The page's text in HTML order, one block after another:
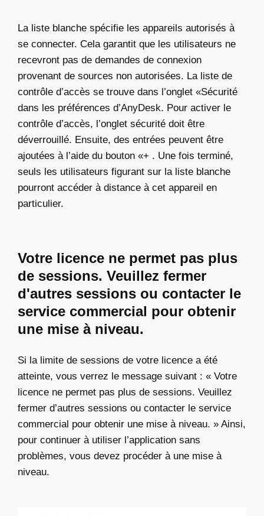
La liste blanche spécifie les appareils autorisés à
se connecter. Cela garantit que les utilisateurs ne
recevront pas de demandes de connexion
provenant de sources non autorisées. La liste de
contrôle d’accès se trouve dans l’onglet «Sécurité
dans les préférences d’AnyDesk. Pour activer le
contrôle d’accès, l’onglet sécurité doit être
déverrouillé. Ensuite, des entrées peuvent être
ajoutées à l’aide du bouton «+ . Une fois terminé,
seuls les utilisateurs figurant sur la liste blanche
pourront accéder à distance à cet appareil en
particulier.
Votre licence ne permet pas plus
de sessions. Veuillez fermer
d'autres sessions ou contacter le
service commercial pour obtenir
une mise à niveau.
Si la limite de sessions de votre licence a été
atteinte, vous verrez le message suivant : « Votre
licence ne permet pas plus de sessions. Veuillez
fermer d’autres sessions ou contacter le service
commercial pour obtenir une mise à niveau. » Ainsi,
pour continuer à utiliser l’application sans
problèmes, vous devez procéder à une mise à
niveau.